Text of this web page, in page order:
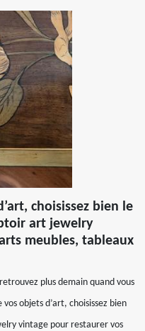
choisissez bien le
art jewelry
meubles, tableaux
plus demain quand vous
objets d’art, choisissez bien
vintage pour restaurer vos